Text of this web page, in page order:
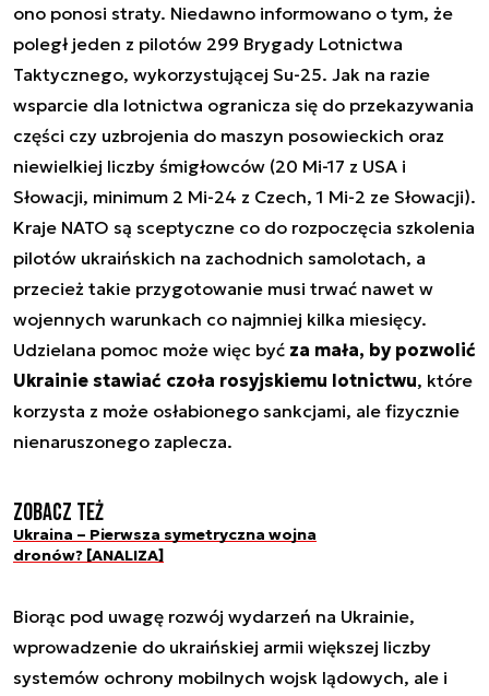
ono ponosi straty. Niedawno informowano o tym, że
poległ jeden z pilotów 299 Brygady Lotnictwa
Taktycznego, wykorzystującej Su-25. Jak na razie
wsparcie dla lotnictwa ogranicza się do przekazywania
części czy uzbrojenia do maszyn posowieckich oraz
niewielkiej liczby śmigłowców (20 Mi-17 z USA i
Słowacji, minimum 2 Mi-24 z Czech, 1 Mi-2 ze Słowacji).
Kraje NATO są sceptyczne co do rozpoczęcia szkolenia
pilotów ukraińskich na zachodnich samolotach, a
przecież takie przygotowanie musi trwać nawet w
wojennych warunkach co najmniej kilka miesięcy.
Udzielana pomoc może więc być za mała, by pozwolić
Ukrainie stawiać czoła rosyjskiemu lotnictwu, które
korzysta z może osłabionego sankcjami, ale fizycznie
nienaruszonego zaplecza.
Zobacz też
Ukraina – Pierwsza symetryczna wojna
dronów? [ANALIZA]
Biorąc pod uwagę rozwój wydarzeń na Ukrainie,
wprowadzenie do ukraińskiej armii większej liczby
systemów ochrony mobilnych wojsk lądowych, ale i